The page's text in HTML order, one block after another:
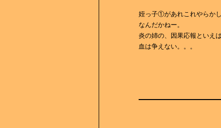
姪っ子①があれこれやらか
なんだかねー。
炎の姉の、因果応報といえ
血は争えない。。。